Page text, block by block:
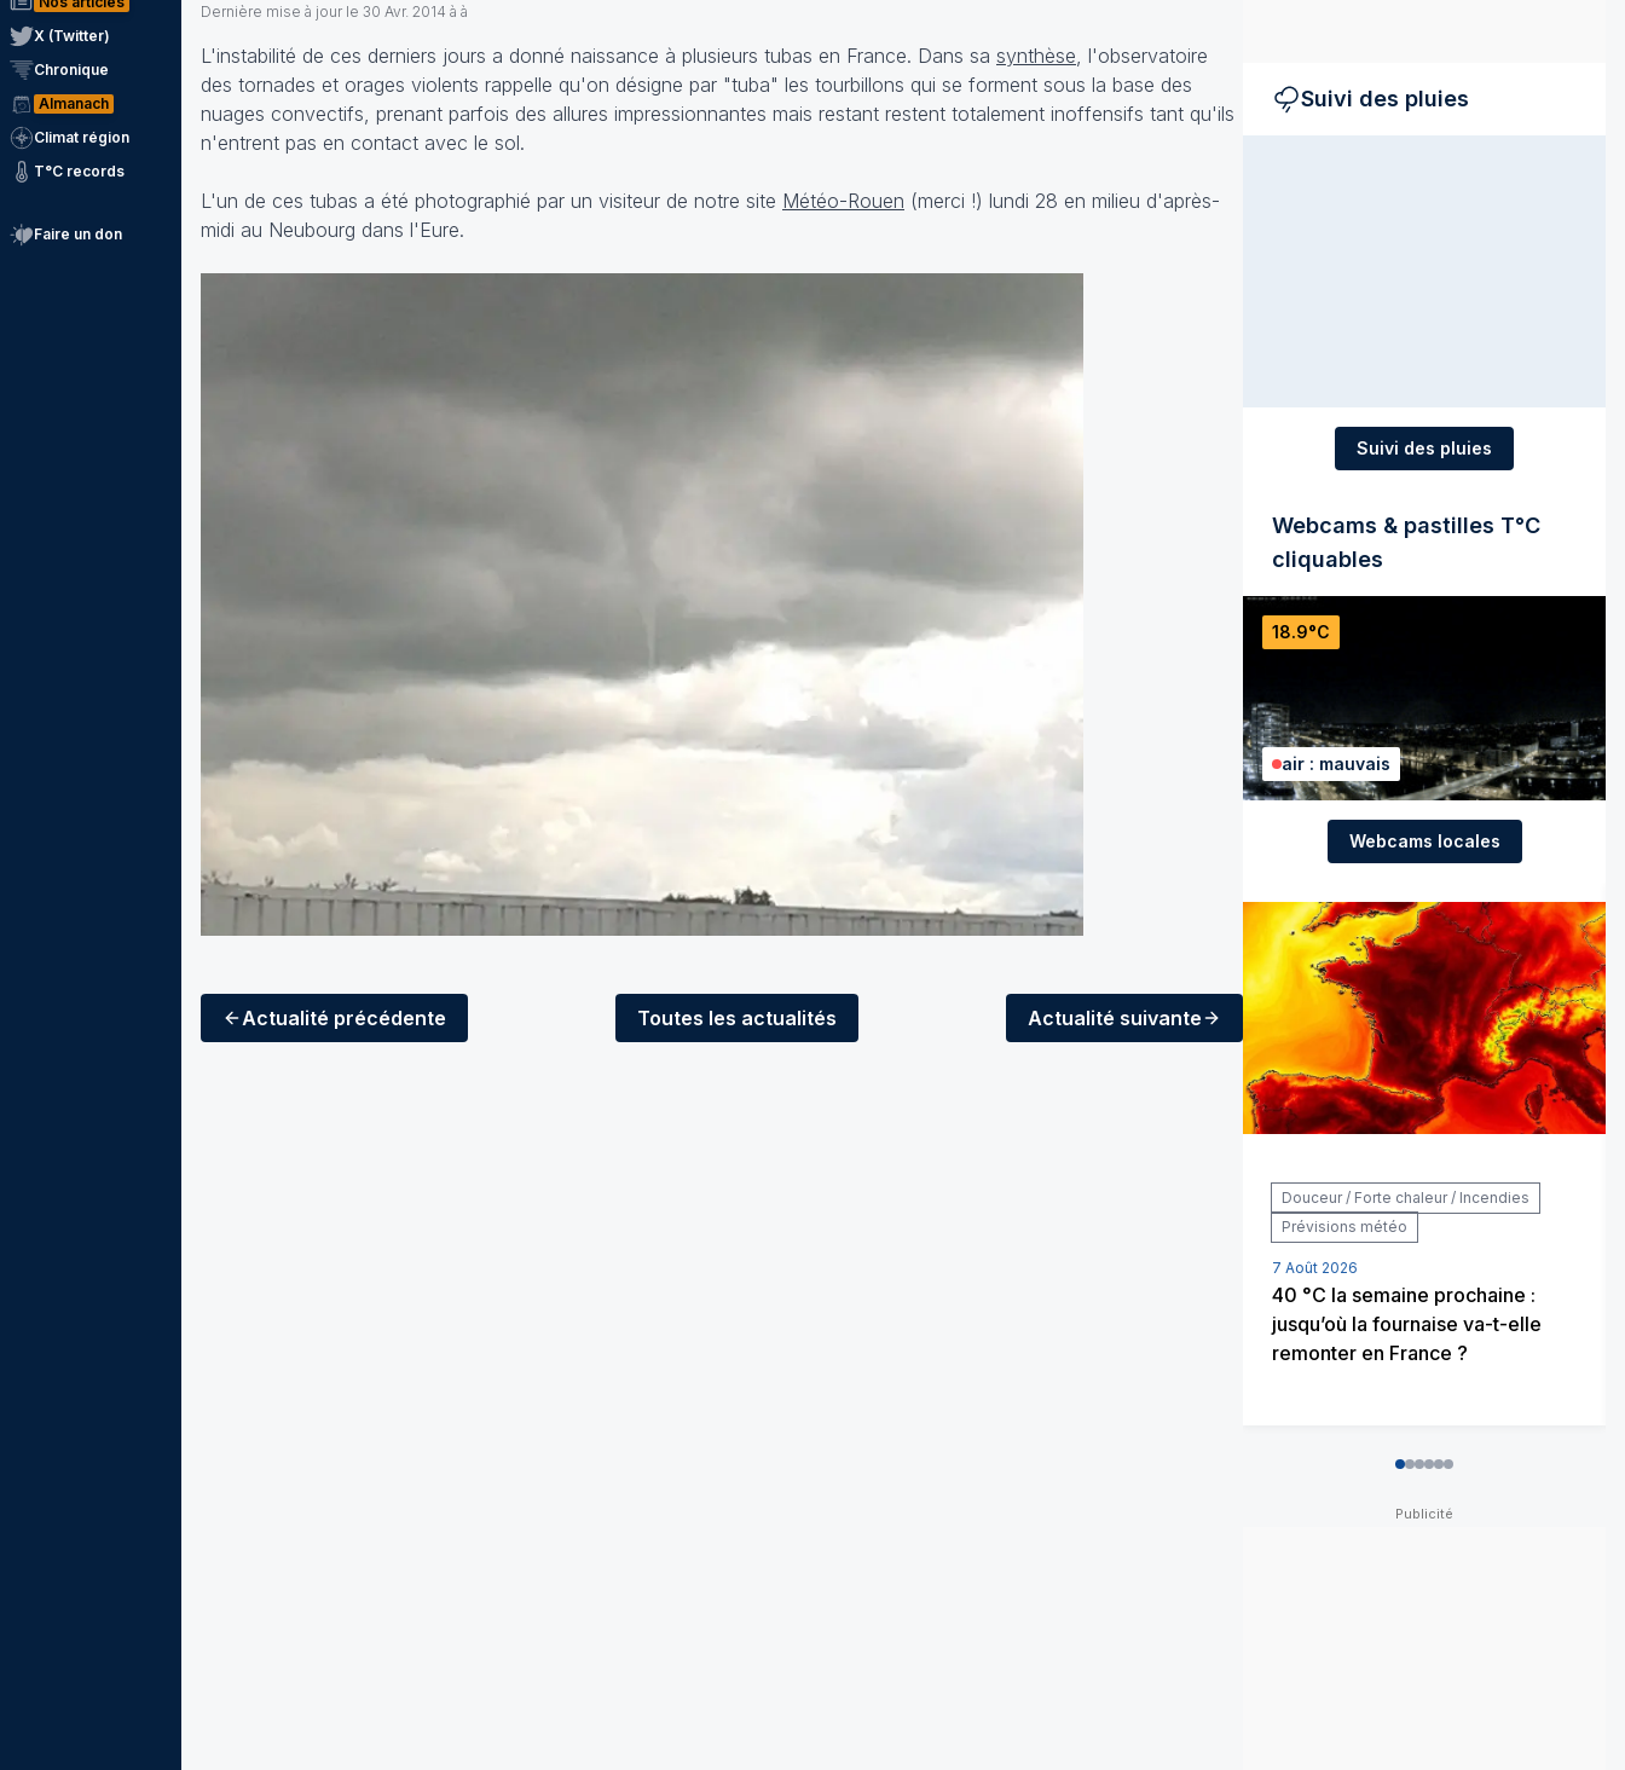
X (Twitter)
Chronique
Almanach
Climat région
T°C records
Faire un don
Dernière mise à jour le 30 Avr. 2014 à à
L'instabilité de ces derniers jours a donné naissance à plusieurs tubas en France. Dans sa synthèse, l'observatoire
des tornades et orages violents rappelle qu'on désigne par "tuba" les tourbillons qui se forment sous la base des
nuages convectifs, prenant parfois des allures impressionnantes mais restant restent totalement inoffensifs tant qu'ils
n'entrent pas en contact avec le sol.
L'un de ces tubas a été photographié par un visiteur de notre site Météo-Rouen (merci !) lundi 28 en milieu d'après-
midi au Neubourg dans l'Eure.
Actualité précédente Toutes les actualités Actualité suivante
Suivi des pluies
Suivi des pluies
Webcams & pastilles T°C
cliquables
18.9°C
air : mauvais
Webcams locales
Douceur / Forte chaleur / Incendies
Prévisions météo
7 Août 2026
40 °C la semaine prochaine :
jusqu’où la fournaise va-t-elle
remonter en France ?
012345